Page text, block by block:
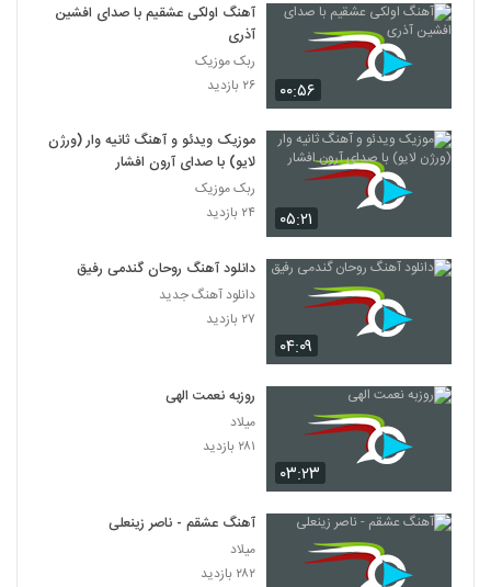
۰۰:۵۶
آهنگ اولکی عشقیم با صدای افشین
آذری
ربک موزیک
۲۶ بازدید
۰۵:۲۱
موزیک ویدئو و آهنگ ثانیه وار (ورژن
لایو) با صدای آرون افشار
ربک موزیک
۲۴ بازدید
۰۴:۰۹
دانلود آهنگ روحان گندمی رفیق
دانلود آهنگ جدید
۲۷ بازدید
۰۳:۲۳
روزبه نعمت الهی
میلاد
۲۸۱ بازدید
آهنگ عشقم - ناصر زینعلی
میلاد
۲۸۲ بازدید